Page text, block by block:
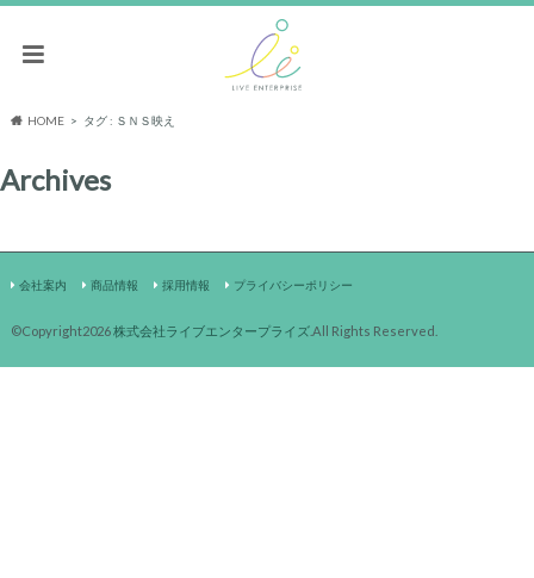
HOME タグ : ＳＮＳ映え
Archives
会社案内 商品情報 採用情報 プライバシーポリシー
©Copyright2026株式会社ライブエンタープライズ.All Rights Reserved.